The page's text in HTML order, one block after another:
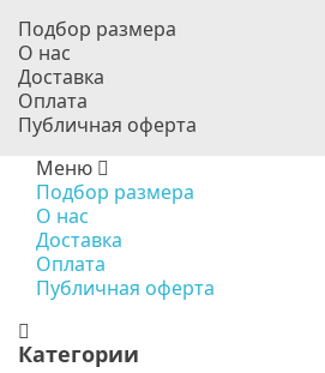
Подбор размера
О нас
Доставка
Оплата
Публичная оферта
Меню
Подбор размера
О нас
Доставка
Оплата
Публичная оферта
Категории